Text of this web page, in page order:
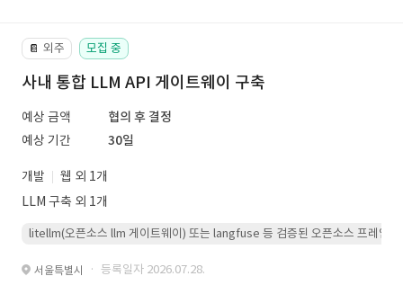
📔 외주 모집 중
사내 통합 LLM API 게이트웨이 구축
예상 금액
협의 후 결정
예상 기간
30일
개발
웹 외 1개
LLM 구축 외 1개
litellm(오픈소스 llm 게이트웨이) 또는 langfuse 등 검증된 오픈소스 프레임워
서울특별시 · 등록일자 2026.07.28.